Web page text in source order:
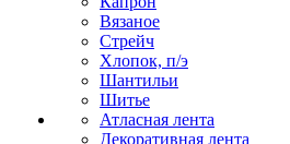
Вязаное
Стрейч
Хлопок, п/э
Шантильи
Шитье
Атласная лента
Декоративная лента